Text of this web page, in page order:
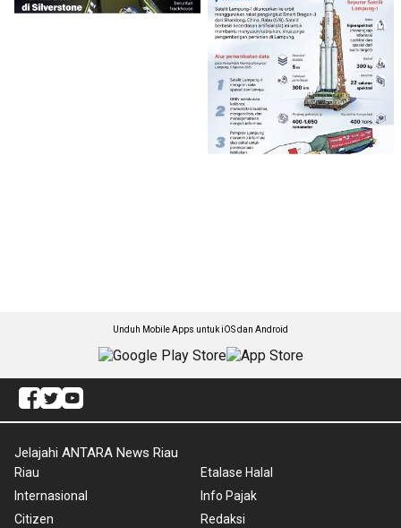
Unduh Mobile Apps untuk iOS dan Android
Jelajahi ANTARA News Riau
Riau
Internasional
Citizen
Etalase Halal
Info Pajak
Redaksi